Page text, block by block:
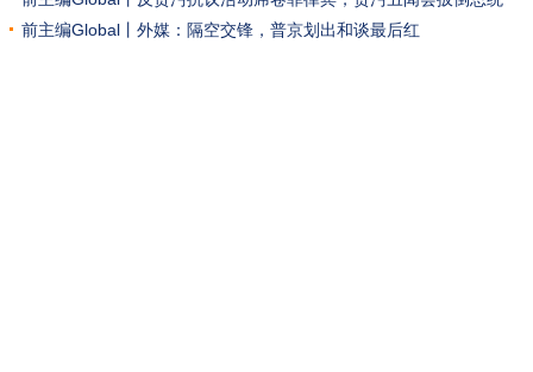
吗？
前主编Global丨外媒：隔空交锋，普京划出和谈最后红